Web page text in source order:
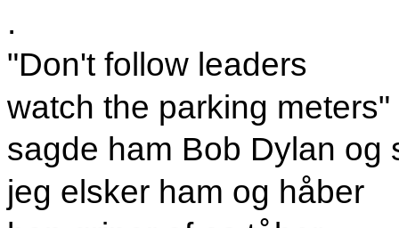
.
"Don't follow leaders
watch the parking meters"
sagde ham Bob Dylan og
jeg elsker ham og håber